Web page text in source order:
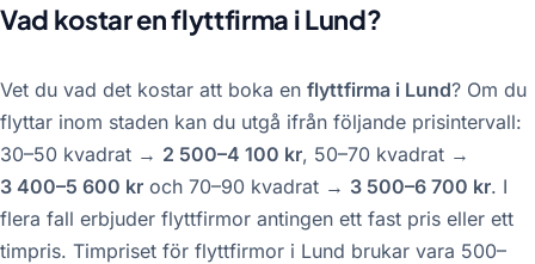
Vad kostar en flyttfirma i Lund?
Vet du vad det kostar att boka en flyttfirma i Lund? Om du
flyttar inom staden kan du utgå ifrån följande prisintervall:
30–50 kvadrat → 2 500–4 100 kr, 50–70 kvadrat →
3 400–5 600 kr och 70–90 kvadrat → 3 500–6 700 kr. I
flera fall erbjuder flyttfirmor antingen ett fast pris eller ett
timpris. Timpriset för flyttfirmor i Lund brukar vara 500–